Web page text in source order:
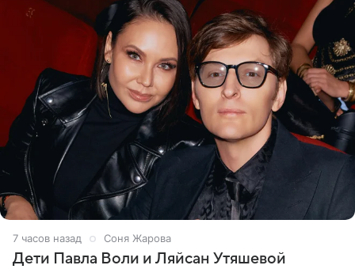
7 часов назад Соня Жарова
Дети Павла Воли и Ляйсан Утяшевой